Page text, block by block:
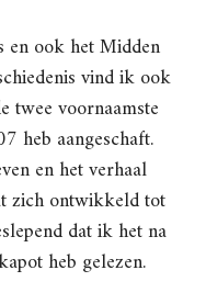
en ook het Midden
vind ik ook
twee voornaamste
heb aangeschaft.
en het verhaal
zich ontwikkeld tot
dat ik het na
heb gelezen.